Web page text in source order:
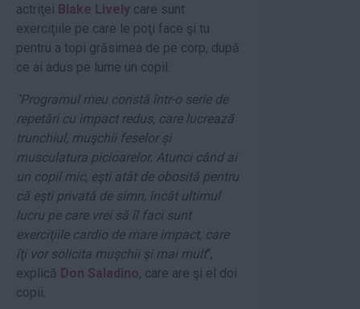
actriţei Blake Lively care sunt
exerciţiile pe care le poţi face şi tu
pentru a topi grăsimea de pe corp, după
ce ai adus pe lume un copil.
"Programul meu constă într-o serie de
repetări cu impact redus, care lucrează
trunchiul, muşchii feselor şi
musculatura picioarelor. Atunci când ai
un copil mic, eşti atât de obosită pentru
că eşti privată de simn, încât ultimul
lucru pe care vrei să îl faci sunt
exerciţiile cardio de mare impact, care
îţi vor solicita muşchii şi mai mult",
explică Don Saladino, care are şi el doi
copii.